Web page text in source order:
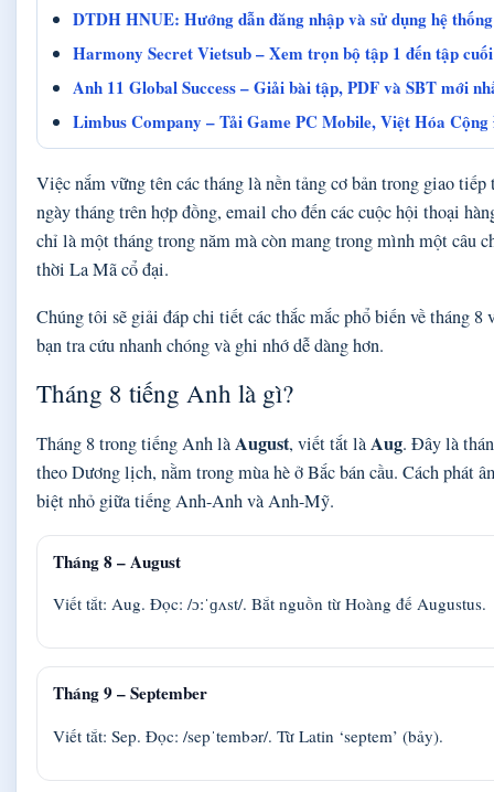
DTDH HNUE: Hướng dẫn đăng nhập và sử dụng hệ
Harmony Secret Vietsub – Xem trọn bộ tập 1 đến tập cuối
Anh 11 Global Success – Giải bài tập, PDF và SBT mới
Limbus Company – Tải Game PC Mobile, Việt Hóa
Việc nắm vững tên các tháng là nền tảng cơ bản trong giao
ngày tháng trên hợp đồng, email cho đến các cuộc hội thoại
chỉ là một tháng trong năm mà còn mang trong mình một câu
thời La Mã cổ đại.
Chúng tôi sẽ giải đáp chi tiết các thắc mắc phổ biến về tháng 8
bạn tra cứu nhanh chóng và ghi nhớ dễ dàng hơn.
Tháng 8 tiếng Anh là gì?
Tháng 8 trong tiếng Anh làAugust, viết tắt làAug. Đây là
theo Dương lịch, nằm trong mùa hè ở Bắc bán cầu. Cách phát
biệt nhỏ giữa tiếng Anh-Anh và Anh-Mỹ.
Tháng 8 – August
Viết tắt: Aug. Đọc: /ɔːˈɡʌst/. Bắt nguồn từ Hoàng đế Augustus.
Tháng 9 – September
Viết tắt: Sep. Đọc: /sepˈtembər/. Từ Latin ‘septem’ (bảy).